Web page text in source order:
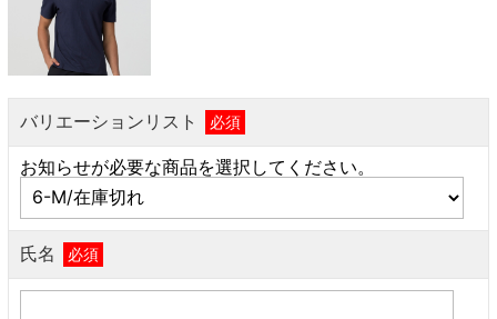
バリエーションリスト 必須
お知らせが必要な商品を選択してください。
氏名 必須